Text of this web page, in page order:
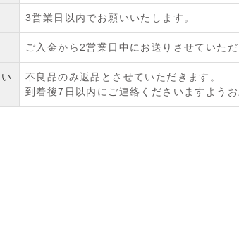
3営業日以内でお願いいたします。
ご入金から2営業日中にお送りさせていただ
不良品のみ返品とさせていただきます。
到着後7日以内にご連絡くださいますようお